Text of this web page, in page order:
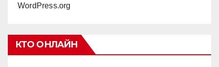
WordPress.org
КТО ОНЛАЙН